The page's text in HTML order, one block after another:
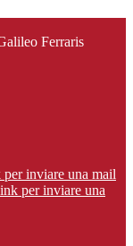
Ferraris
inviare una mail
per inviare una